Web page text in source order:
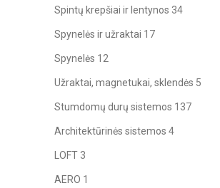
Spintų krepšiai ir lentynos 34
Spynelės ir užraktai 17
Spynelės 12
Užraktai, magnetukai, sklendės 5
Stumdomų durų sistemos 137
Architektūrinės sistemos 4
LOFT 3
AERO 1